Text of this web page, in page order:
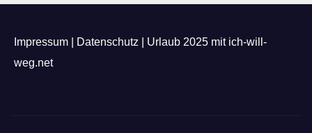
Impressum Datenschutz
Urlaub 2025 mit ich-will-
weg.net